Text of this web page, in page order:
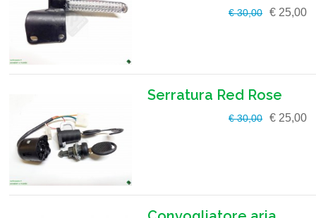
€ 30,00 € 25,00
Serratura Red Rose
€ 30,00 € 25,00